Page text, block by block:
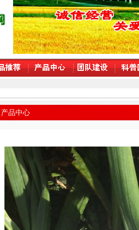
产品中心